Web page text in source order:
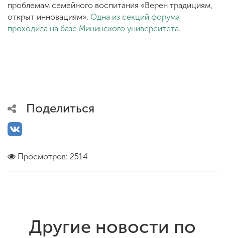
проблемам семейного воспитания «Верен традициям,
открыт инновациям». Одна из секций форума
проходила на базе Мининского университета.
Поделиться
Просмотров: 2514
Другие новости по